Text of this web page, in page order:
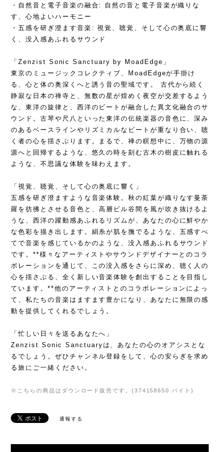
・自然音と電子音楽の融合: 自然の音と電子音楽が織りな
す、心地よいハーモニー
・五感を研ぎ澄ます音楽: 視覚、聴覚、そして心の奥底に響
く、没入感あふれるサウンド
「Zenzist Sonic Sanctuary by MoadEdge」
東京のミュージックコレクティブ、MoadEdgeが手掛け
る、心と体の奥深くへと誘う音の聖域です。 古代から続く
静寂な日本の禅寺と、無数の星が煌めく夜空が交差するよう
な、東洋の旋律と、西洋のビートが融合した異文化融合のサ
ウンド。古琴や尺八といった東洋の伝統楽器の音色に、深み
のあるベースラインやリズミカルなビートが重なり合い、聴
く者の心を揺さぶります。まるで、禅の瞑想中に、万物の源
源へと回帰するような、悠久の時を刻む古木の樹皮に触れる
ような、不思議な体験を味わえます。
「視覚、聴覚、そして心の奥底に響く」
五感を研ぎ澄ますような音楽体験。秋の紅葉が織りなす曼荼
羅を彷彿とさせる音色と、高層ビル谷間を風が吹き抜けるよ
うな、西洋の躍動感あふれるリズムが、あなたの心に鮮やか
な色彩を描き出します。絹糸が肌を撫でるような、五感すべ
てで音楽を感じているかのような、没入感あふれるサウンド
です。**様々なアーティストやサウンドデザイナーとのコラ
ボレーションを通じて、この没入感をさらに深め、聴く人の
心を揺さぶる、全く新しい音楽体験を創出することを目指し
ています。**他のアーティストとのコラボレーションによっ
て、私たちの音楽はますます豊かになり、あなたに無限の感
動を提供してくれるでしょう。
「忙しい日々を送るあなたへ」
Zenzist Sonic Sanctuaryは、あなたの心のオアシスとな
るでしょう。ぜひチャンネル登録をして、心の安らぎを求め
る旅にご一緒ください。
※こちらの商品はダウンロード販売です。(374158650 バイト)
通報する